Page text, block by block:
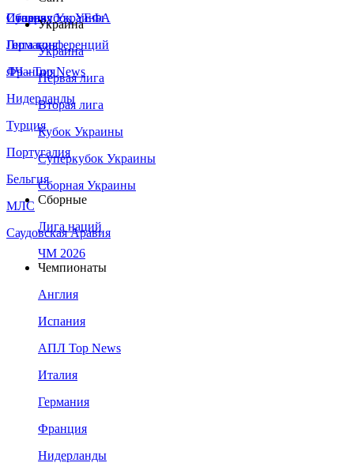
Сборная Украины
Италия
Германия
Франция
Нидерланды
Турция
Португалия
Бельгия
МЛС
Саудовская Аравия
Суперкубок УЕФА
Лига конференций
ЛЧ - Top News
Украина
Украина
Первая лига
Вторая лига
Кубок Украины
Суперкубок Украины
Сборная Украины
Сборные
Лига наций
ЧМ 2026
Чемпионаты
Англия
Испания
АПЛ Top News
Италия
Германия
Франция
Нидерланды